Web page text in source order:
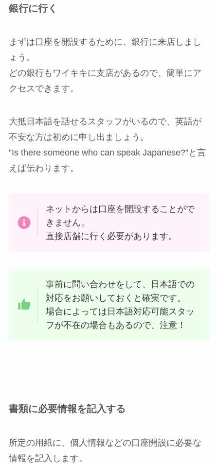
銀行に行く
まずは口座を開設するために、銀行に来店しまし
ょう。
どの銀行もワイキキに支店があるので、簡単にア
クセスできます。
大抵日本語を話せるスタッフがいるので、英語が
不安な方は初めに申し出ましょう。
”Is there someone who can speak Japanese?”と言
えば伝わります。
ネットからは口座を開設することがで
きません。
直接店舗に行く必要があります。
事前に問い合わせをして、日本語での
対応をお願いしておくと確実です。
場合によっては日本語対応可能スタッ
フが不在の場合もあるので、注意！
書類に必要情報を記入する
所定の用紙に、個人情報などの口座開設に必要な
情報を記入します。